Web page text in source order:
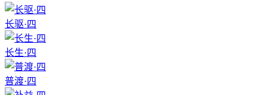
长驱·四
长生·四
普渡·四